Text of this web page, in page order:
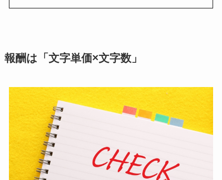
報酬は「文字単価×文字数」